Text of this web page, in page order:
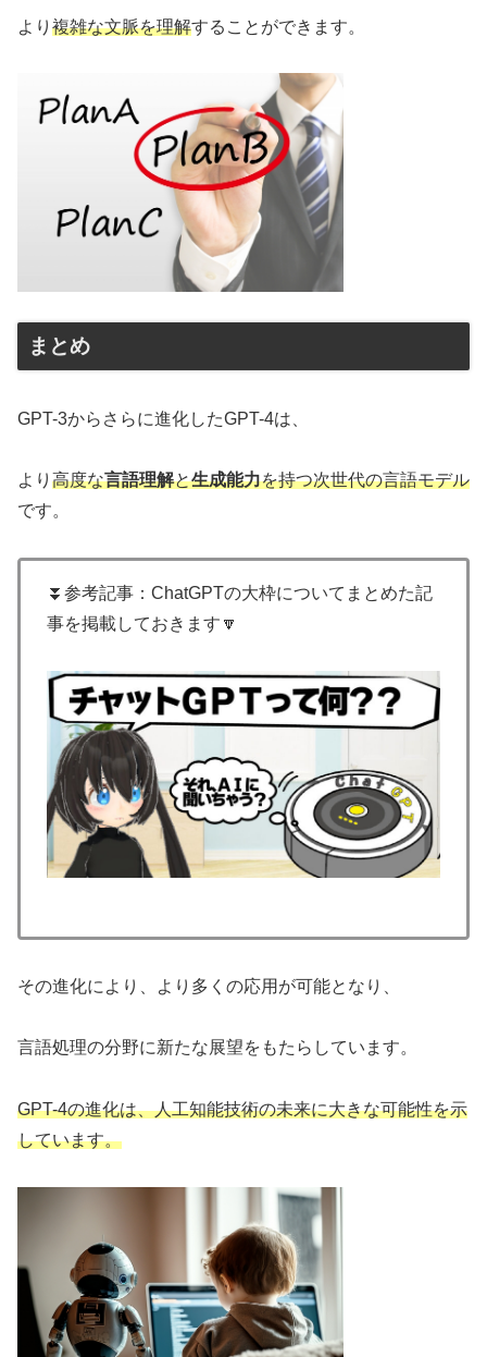
より 複雑な文脈を理解することができます。
まとめ
GPT-3からさらに進化したGPT-4は、
より 高度な言語理解と生成能力を持つ次世代の言語モデル
です。
⏬参考記事：ChatGPTの大枠についてまとめた記
事を掲載しておきます🔽
その進化により、より多くの応用が可能となり、
言語処理の分野に新たな展望をもたらしています。
GPT-4の進化は、人工知能技術の未来に大きな可能性を示
しています。